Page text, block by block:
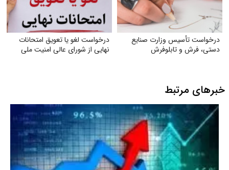
درخواست تأسیس وزارت صنایع
دستی، فرش و تابلوفرش
درخواست لغو یا تعویق امتحانات
نهایی از شورای عالی امنیت ملی
خبرهای مرتبط